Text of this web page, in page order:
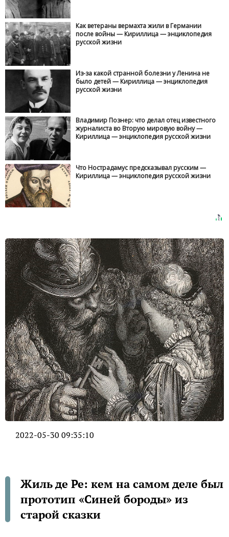
Как ветераны вермахта жили в Германии
после войны — Кириллица — энциклопедия
русской жизни
Из-за какой странной болезни у Ленина не
было детей — Кириллица — энциклопедия
русской жизни
Владимир Познер: что делал отец известного
журналиста во Вторую мировую войну —
Кириллица — энциклопедия русской жизни
Что Нострадамус предсказывал русским —
Кириллица — энциклопедия русской жизни
2022-05-30 09:35:10
Жиль де Ре: кем на самом деле был
прототип «Синей бороды» из
старой сказки